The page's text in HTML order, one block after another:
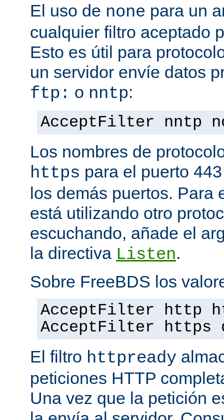
El uso de none para un
cualquier filtro aceptado
Esto es útil para
un servidor envíe datos
ftp: o nntp:
AcceptFilter nntp
Los nombres de
https para el puerto
los demás puertos. Para
está utilizando otro
escuchando, añade el
la directiva Listen.
Sobre FreeBDS los
AcceptFilter http
AcceptFilter https
El filtro httpready
peticiones HTTP
Una vez que la petición